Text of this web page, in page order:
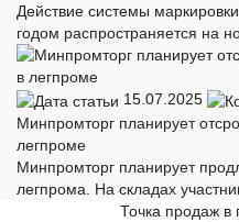
Действие системы
годом распространяется на
15.07.2025
Минпромторг планирует
легпроме
Минпромторг планирует
легпрома. На складах
Точка продаж в